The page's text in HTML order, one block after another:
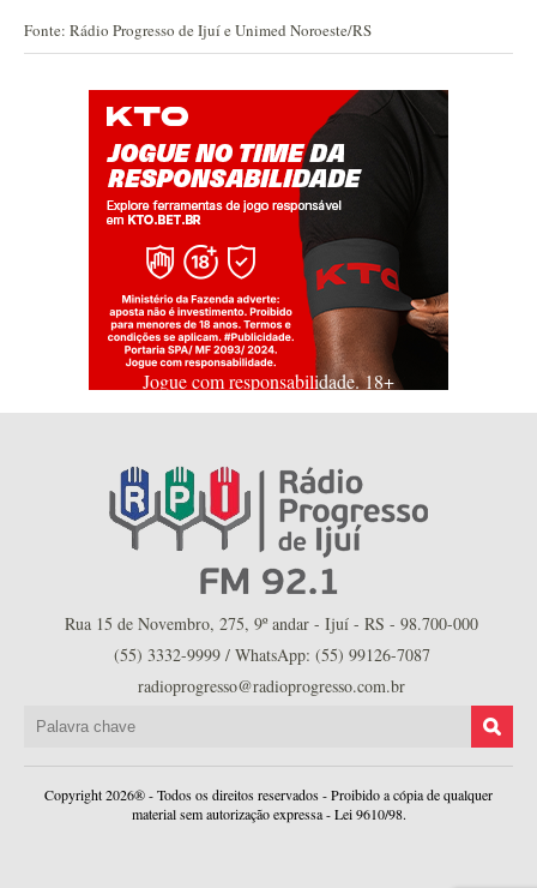
Fonte: Rádio Progresso de Ijuí e Unimed Noroeste/RS
Jogue com responsabilidade. 18+
Rua 15 de Novembro, 275, 9º andar - Ijuí - RS - 98.700-000
(55) 3332-9999 / WhatsApp: (55) 99126-7087
radioprogresso@radioprogresso.com.br
Copyright 2026® - Todos os direitos reservados - Proibido a cópia de qualquer
material sem autorização expressa - Lei 9610/98.